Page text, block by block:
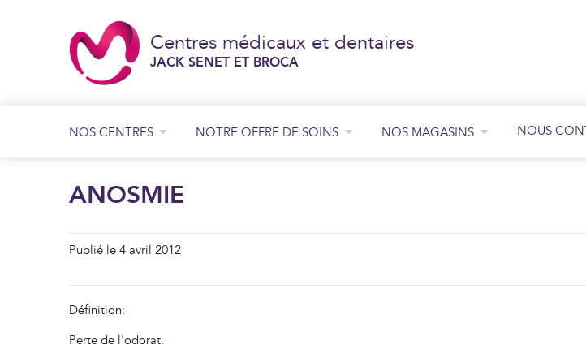
Centres médicaux et dentaires
JACK SENET ET BROCA
NOS CENTRES NOTRE OFFRE DE SOINS NOS MAGASINS NOUS
ANOSMIE
Publié le 4 avril 2012
Définition:
Perte de l'odorat.